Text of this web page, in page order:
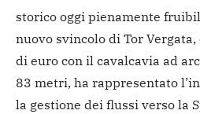
storico oggi pienamente
nuovo svincolo di Tor
di euro con il cavalcavia ad
83 metri, ha rappresentato
la gestione dei flussi verso la